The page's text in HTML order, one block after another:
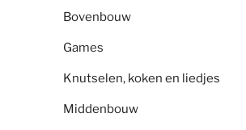
Bovenbouw
Games
Knutselen, koken en liedjes
Middenbouw